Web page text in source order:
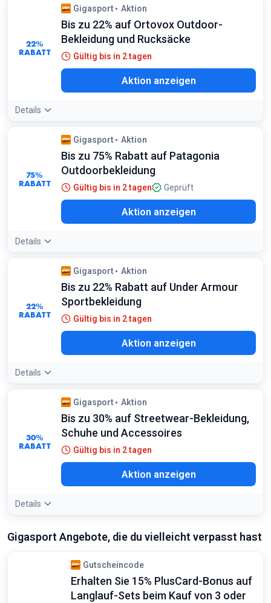
22%
RABATT
Gigasport Aktion
Bis zu 22% auf Ortovox Outdoor-
Bekleidung und Rucksäcke
Gültig bis in 2 tagen
Aktion anzeigen
Details
75%
RABATT
Gigasport Aktion
Bis zu 75% Rabatt auf Patagonia
Outdoorbekleidung
Gültig bis in 2 tagen Geprüft
Aktion anzeigen
Details
22%
RABATT
Gigasport Aktion
Bis zu 22% Rabatt auf Under Armour
Sportbekleidung
Gültig bis in 2 tagen
Aktion anzeigen
Details
30%
RABATT
Gigasport Aktion
Bis zu 30% auf Streetwear-Bekleidung,
Schuhe und Accessoires
Gültig bis in 2 tagen
Aktion anzeigen
Details
Gigasport Angebote, die du vielleicht verpasst hast
Gutscheincode
Erhalten Sie 15% PlusCard-Bonus auf
Langlauf-Sets beim Kauf von 3 oder